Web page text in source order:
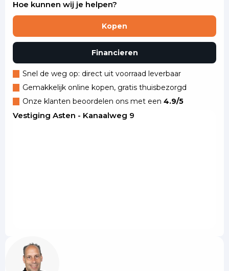
Hoe kunnen wij je helpen?
Kopen
Financieren
Snel de weg op: direct uit voorraad leverbaar
Gemakkelijk online kopen, gratis thuisbezorgd
Onze klanten beoordelen ons met een 4.9/5
Vestiging Asten - Kanaalweg 9